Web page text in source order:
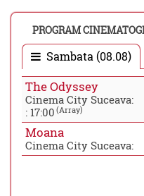
PROGRAM
Sambata (08.08)
The Odyssey
Cinema City Suceava:
: 17:00 (Array)
Moana
Cinema City Suceava: